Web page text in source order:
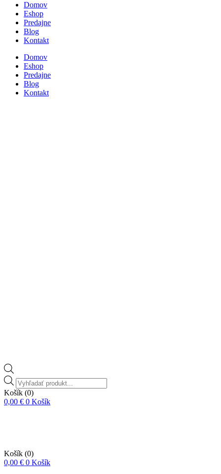
Domov
Eshop
Predajne
Blog
Kontakt
Domov
Eshop
Predajne
Blog
Kontakt
Vyhľadávanie
produktov
Košík (0)
0,00 € 0 Košík
Košík (0)
0,00 € 0 Košík